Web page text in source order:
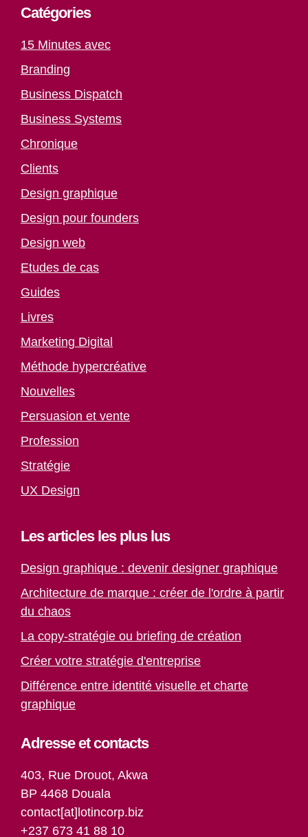
Catégories
15 Minutes avec
Branding
Business Dispatch
Business Systems
Chronique
Clients
Design graphique
Design pour founders
Design web
Etudes de cas
Guides
Livres
Marketing Digital
Méthode hypercréative
Nouvelles
Persuasion et vente
Profession
Stratégie
UX Design
Les articles les plus lus
Design graphique : devenir designer graphique
Architecture de marque : créer de l'ordre à partir
du chaos
La copy-stratégie ou briefing de création
Créer votre stratégie d'entreprise
Différence entre identité visuelle et charte
graphique
Adresse et contacts
403, Rue Drouot, Akwa
BP 4468 Douala
contact[at]lotincorp.biz
+237 673 41 88 10